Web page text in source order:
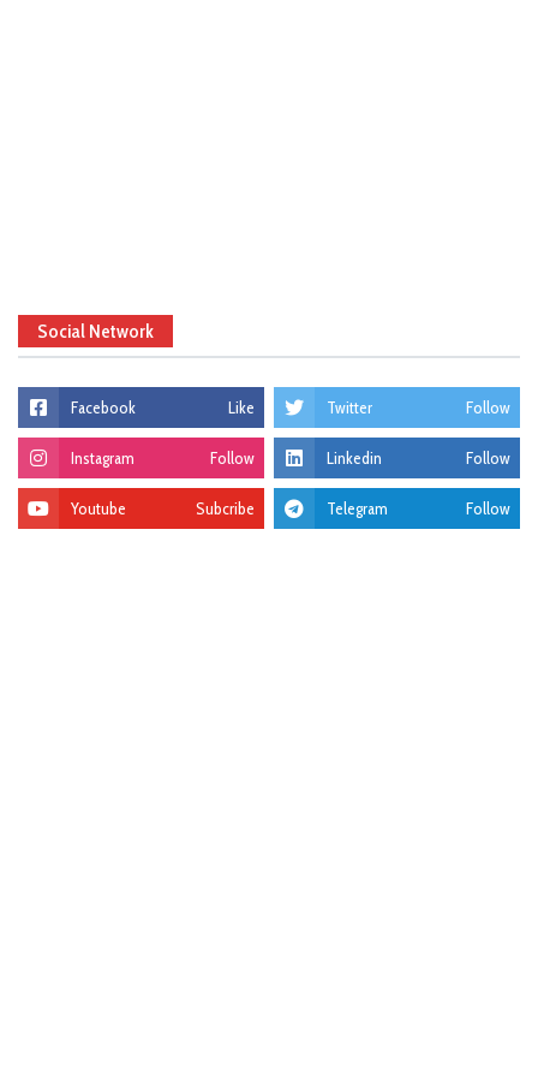
Social Network
Facebook Like Twitter Follow
Instagram Follow Linkedin Follow
Youtube Subcribe Telegram Follow